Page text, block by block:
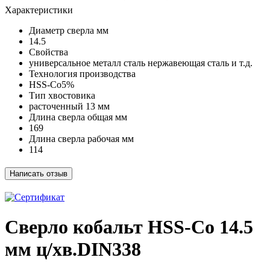
Xарактеристики
Диаметр сверла мм
14.5
Свойства
универсальное металл сталь нержавеющая сталь и т.д.
Технология производства
HSS-Co5%
Тип хвостовика
расточенный 13 мм
Длина сверла общая мм
169
Длина сверла рабочая мм
114
Сверло кобальт HSS-Со 14.5
мм ц/хв.DIN338